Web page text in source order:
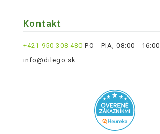
Kontakt
+421 950 308 480 PO - PIA, 08:00 - 16:00
info@dilego.sk